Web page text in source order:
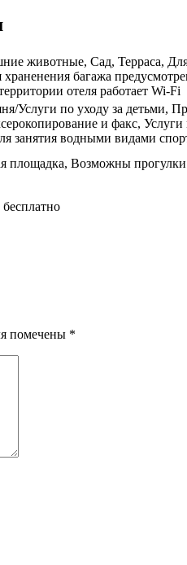
животные, Сад, Терраса, Для
багажа
отеля работает Wi-Fi
Услуги по уходу за детьми,
и факс,
занятия водными видами
площадка, Возможны
помечены *